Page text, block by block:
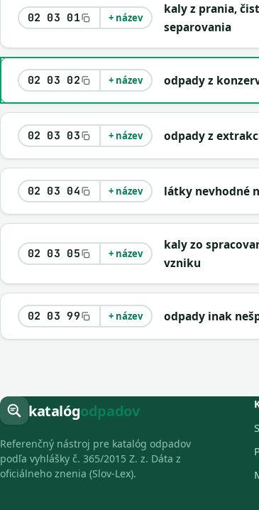
02 03 01 + název
kaly z prania,
separovania
02 03 02 + název odpady z
02 03 03 + název odpady z
02 03 04 + název látky nevhodné
02 03 05 + název
kaly zo
vzniku
02 03 99 + název odpady inak
katalógodpadov
Referenčný nástroj pre katalóg odpadov
podľa vyhlášky č. 365/2015 Z. z. Dáta z
oficiálneho znenia (Slov-Lex).